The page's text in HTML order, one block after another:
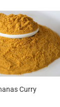
Curry